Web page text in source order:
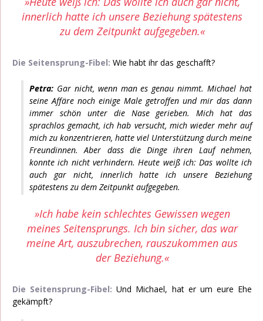
innerlich hatte ich unsere Beziehung spätestens
zu dem Zeitpunkt aufgegeben.«
Die Seitensprung-Fibel: Wie habt ihr das geschafft?
Petra: Gar nicht, wenn man es genau nimmt. Michael hat
seine Affäre noch einige Male getroffen und mir das dann
immer schön unter die Nase gerieben. Mich hat das
sprachlos gemacht, ich hab versucht, mich wieder mehr auf
mich zu konzentrieren, hatte viel Unterstützung durch meine
Freundinnen. Aber dass die Dinge ihren Lauf nehmen,
konnte ich nicht verhindern. Heute weiß ich: Das wollte ich
auch gar nicht, innerlich hatte ich unsere Beziehung
spätestens zu dem Zeitpunkt aufgegeben.
»Ich habe kein schlechtes Gewissen wegen
meines Seitensprungs. Ich bin sicher, das war
meine Art, auszubrechen, rauszukommen aus
der Beziehung.«
Die Seitensprung-Fibel:Und Michael, hat er um eure Ehe
gekämpft?